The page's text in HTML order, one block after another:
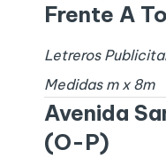
Frente A
Letreros
Medidas m x 8m
Avenida
(O-P)